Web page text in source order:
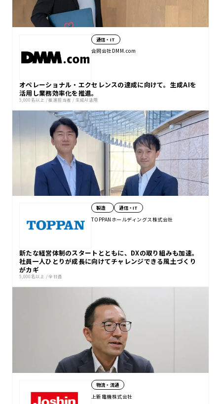
通信・IT
合同会社DMM.com
オペレーショナル・エクセレンスの達成に向けて。生成AIを
活用し業務効率化を推進。
5,000名以上 /推進担当者 / 生成AI活用
製造 通信・IT
TOPPANホールディングス株式会社
新たな経営体制のスタートとともに、DXの取り組みも加速。
社員一人ひとりが成長に向けてチャレンジできる風土づくり
がカギ
5,000名以上 /全社員
物流・流通
上新電機株式会社